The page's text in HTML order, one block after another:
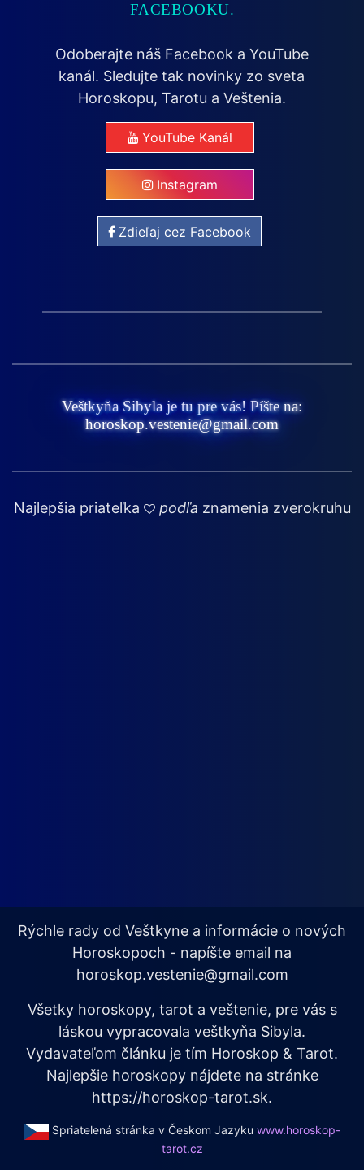
FACEBOOKU.
Odoberajte náš Facebook a YouTube
kanál. Sledujte tak novinky zo sveta
Horoskopu, Tarotu a Veštenia.
YouTube Kanál
Instagram
Zdieľaj cez Facebook
Veštkyňa Sibyla je tu pre vás! Píšte na:
horoskop.vestenie@gmail.com
Najlepšia priateľka podľa znamenia zverokruhu
Rýchle rady od Veštkyne a informácie o nových
Horoskopoch - napíšte email na
horoskop.vestenie@gmail.com
Všetky horoskopy, tarot a veštenie, pre vás s
láskou vypracovala veštkyňa Sibyla.
Vydavateľom článku je tím Horoskop & Tarot.
Najlepšie horoskopy nájdete na stránke
https://horoskop-tarot.sk.
Spriatelená stránka v Českom Jazyku www.horoskop-
tarot.cz